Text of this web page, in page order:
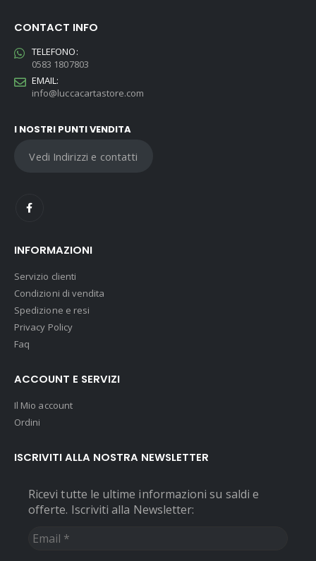
CONTACT INFO
TELEFONO:
0583 1807803
EMAIL:
info@luccacartastore.com
I NOSTRI PUNTI VENDITA
Vedi Indirizzi e contatti
INFORMAZIONI
Servizio clienti
Condizioni di vendita
Spedizione e resi
Privacy Policy
Faq
ACCOUNT E SERVIZI
Il Mio account
Ordini
ISCRIVITI ALLA NOSTRA NEWSLETTER
Ricevi tutte le ultime informazioni su saldi e
offerte. Iscriviti alla Newsletter:
Email